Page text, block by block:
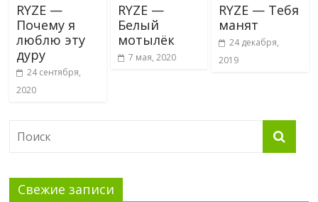
RYZE —
Почему я
люблю эту
дуру
24 сентября,
2020
RYZE —
Белый
мотылёк
7 мая, 2020
RYZE — Тебя
манят
24 декабря,
2019
Свежие записи